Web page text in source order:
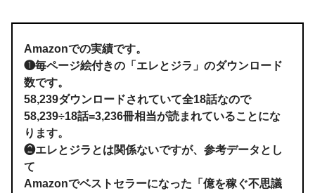
Amazonでの実績です。
❶毎ページ絵付きの「エレとジラ」のダウンロード
数です。
58,239ダウンロードされていて全18話なので
58,239÷18話=3,236冊相当が読まれていることにな
ります。
❷エレとジラとは関係ないですが、参考データとし
て
Amazonでベストセラーになった「億を稼ぐ不思議